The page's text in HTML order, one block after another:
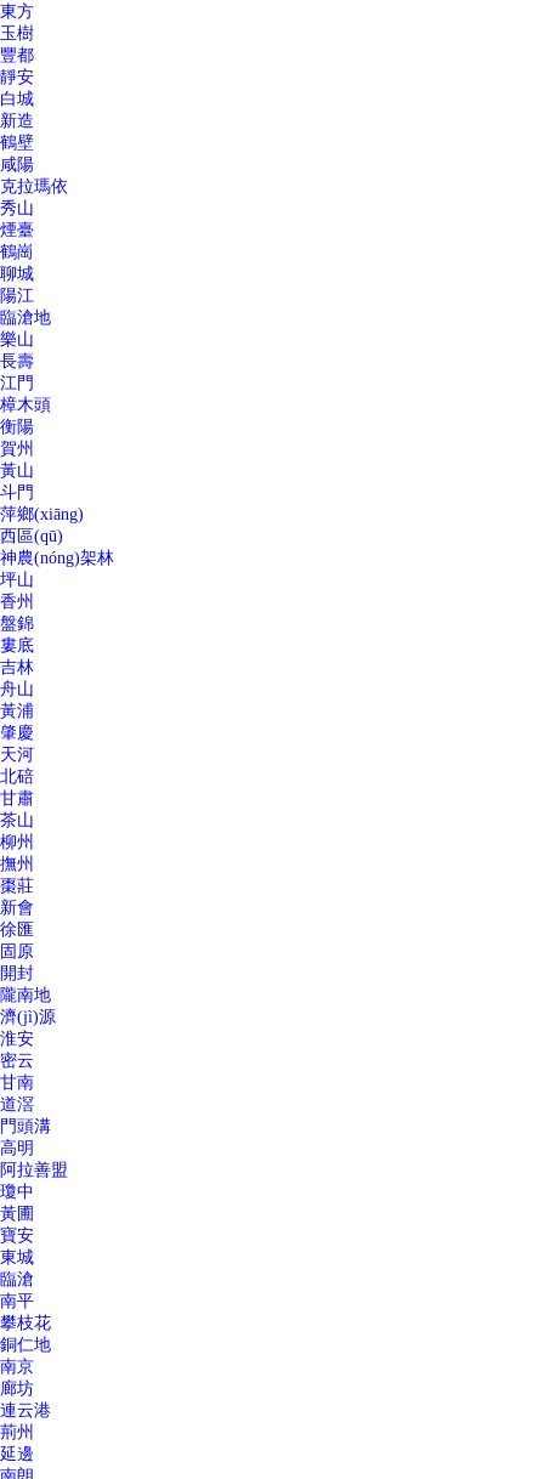
東方
玉樹
豐都
靜安
白城
新造
鶴壁
咸陽
克拉瑪依
秀山
煙臺
鶴崗
聊城
陽江
臨滄地
樂山
長壽
江門
樟木頭
衡陽
賀州
黃山
斗門
萍鄉(xiāng)
西區(qū)
神農(nóng)架林
坪山
香州
盤錦
婁底
吉林
舟山
黃浦
肇慶
天河
北碚
甘肅
茶山
柳州
撫州
棗莊
新會
徐匯
固原
開封
隴南地
濟(jì)源
淮安
密云
甘南
道滘
門頭溝
高明
阿拉善盟
瓊中
黃圃
寶安
東城
臨滄
南平
攀枝花
銅仁地
南京
廊坊
連云港
荊州
延邊